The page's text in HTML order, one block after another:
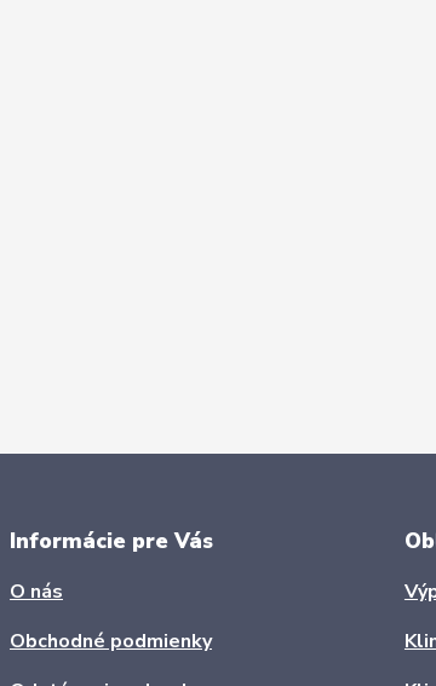
Informácie pre Vás
O nás
Obchodné podmienky